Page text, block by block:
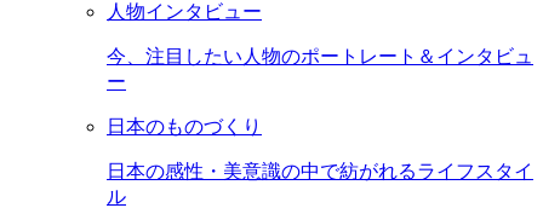
人物インタビュー
今、注目したい人物のポートレート＆インタビュ
ー
日本のものづくり
日本の感性・美意識の中で紡がれるライフスタイ
ル